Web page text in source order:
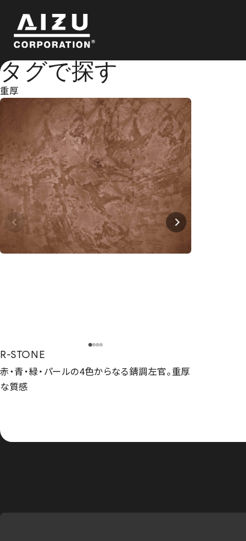
タグで探す
重厚
R-STONE
赤・青・緑・パールの4色からなる錆調左官。重厚
な質感